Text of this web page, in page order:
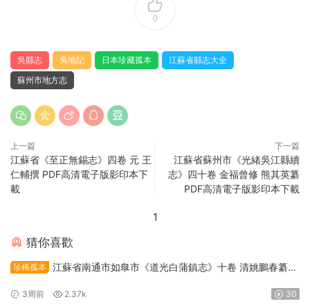
0
吳縣志 吳地記 日本珍藏孤本
江蘇省縣志大全
蘇州市地方志
上一篇
江蘇省《至正無錫志》四卷 元 王
仁輔撰 PDF高清電子版影印本下
載
下一篇
江蘇省蘇州市《光緒吳江縣續
志》四十卷 金福曾修 熊其英纂
PDF高清電子版影印本下載
1
猜你喜歡
珍稀孤本 江蘇省南通市如臯市《道光白蒲鎮志》十卷 清姚鵬春纂修
3周前 2.37k 30